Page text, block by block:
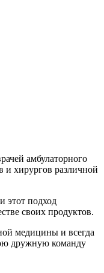
амбулаторного
и хирургов различной
этот подход
своих продуктов.
медицины и всегда
дружную команду